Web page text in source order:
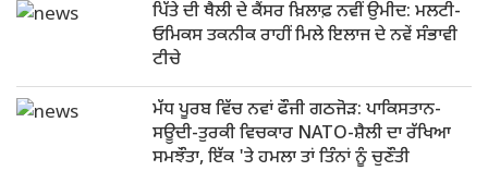
ਪਿੱਤੇ ਦੀ ਥੈਲੀ ਦੇ ਕੈਂਸਰ ਖ਼ਿਲਾਫ਼ ਨਵੀਂ ਉਮੀਦ: ਮਲਟੀ-
ਓਮਿਕਸ ਤਕਨੀਕ ਰਾਹੀਂ ਮਿਲੇ ਇਲਾਜ ਦੇ ਨਵੇਂ ਸੰਭਾਵੀ
ਟੀਚੇ
ਮੱਧ ਪੂਰਬ ਵਿੱਚ ਨਵਾਂ ਫੌਜੀ ਗਠਜੋੜ: ਪਾਕਿਸਤਾਨ-
ਸਊਦੀ-ਤੁਰਕੀ ਵਿਚਕਾਰ NATO-ਸ਼ੈਲੀ ਦਾ ਰੱਖਿਆ
ਸਮਝੌਤਾ, ਇੱਕ 'ਤੇ ਹਮਲਾ ਤਾਂ ਤਿੰਨਾਂ ਨੂੰ ਚੁਣੌਤੀ